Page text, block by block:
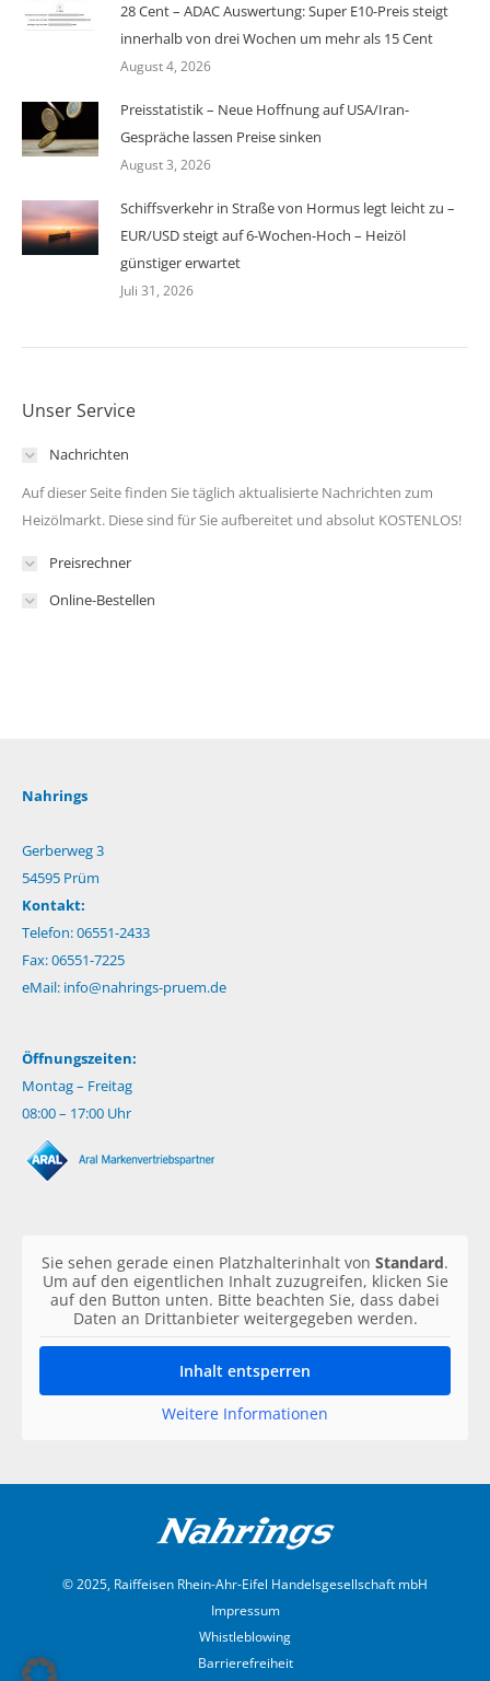
28 Cent – ADAC Auswertung: Super E10-Preis steigt
innerhalb von drei Wochen um mehr als 15 Cent
August 4, 2026
Preisstatistik – Neue Hoffnung auf USA/Iran-
Gespräche lassen Preise sinken
August 3, 2026
Schiffsverkehr in Straße von Hormus legt leicht zu –
EUR/USD steigt auf 6-Wochen-Hoch – Heizöl
günstiger erwartet
Juli 31, 2026
Unser Service
Nachrichten
Auf dieser Seite finden Sie täglich aktualisierte Nachrichten zum
Heizölmarkt. Diese sind für Sie aufbereitet und absolut KOSTENLOS!
Preisrechner
Online-Bestellen
Nahrings
Gerberweg 3
54595 Prüm
Kontakt:
Telefon: 06551-2433
Fax: 06551-7225
eMail: info@nahrings-pruem.de
Öffnungszeiten:
Montag – Freitag
08:00 – 17:00 Uhr
Sie sehen gerade einen Platzhalterinhalt von Standard.
Um auf den eigentlichen Inhalt zuzugreifen, klicken Sie
auf den Button unten. Bitte beachten Sie, dass dabei
Daten an Drittanbieter weitergegeben werden.
Inhalt entsperren
Weitere Informationen
© 2025, Raiffeisen Rhein-Ahr-Eifel Handelsgesellschaft mbH
Impressum
Whistleblowing
Barrierefreiheit